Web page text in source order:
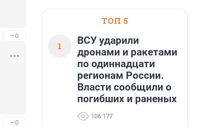
–0
–0
ТОП 5
1
ВСУ ударили
дронами и ракетами
по одиннадцати
регионам России.
Власти сообщили о
погибших и раненых
106 177